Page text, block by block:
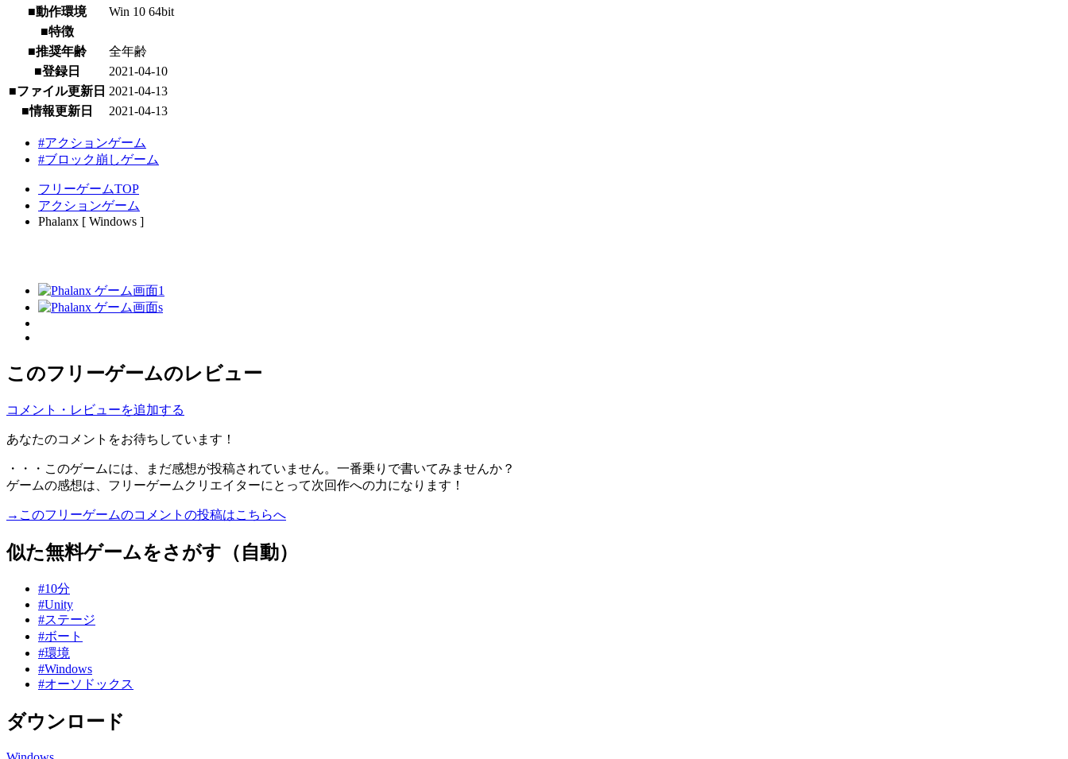
■動作環境
Win 10 64bit
■特徴
■推奨年齢
全年齢
■登録日
2021-04-10
■ファイル更新日 2021-04-13
■情報更新日
2021-04-13
#アクションゲーム
#ブロック崩しゲーム
フリーゲームTOP
アクションゲーム
Phalanx [ Windows ]
このフリーゲームのレビュー
コメント・レビューを追加する
あなたのコメントをお待ちしています！
・・・このゲームには、まだ感想が投稿されていません。一番乗りで書いてみませんか？
ゲームの感想は、フリーゲームクリエイターにとって次回作への力になります！
→このフリーゲームのコメントの投稿はこちらへ
似た無料ゲームをさがす（自動）
#10分
#Unity
#ステージ
#ボート
#環境
#Windows
#オーソドックス
ダウンロード